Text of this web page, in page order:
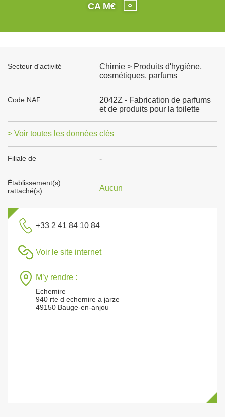
CA M€
Secteur d'activité
Chimie > Produits d'hygiène,
cosmétiques, parfums
Code NAF
2042Z - Fabrication de parfums
et de produits pour la toilette
> Voir toutes les données clés
Filiale de -
Établissement(s)
rattaché(s)
Aucun
+33 2 41 84 10 84
Voir le site internet
M’y rendre :
Echemire
940 rte d echemire a jarze
49150 Bauge-en-anjou